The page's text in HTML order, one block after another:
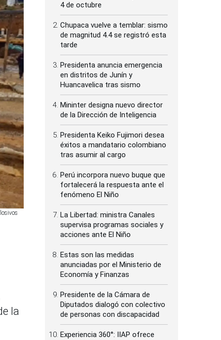
la
4 de octubre
Chupaca vuelve a temblar: sismo
de magnitud 4.4 se registró esta
tarde
Presidenta anuncia emergencia
en distritos de Junín y
Huancavelica tras sismo
Mininter designa nuevo director
de la Dirección de Inteligencia
Presidenta Keiko Fujimori desea
éxitos a mandatario colombiano
tras asumir al cargo
Perú incorpora nuevo buque que
fortalecerá la respuesta ante el
fenómeno El Niño
La Libertad: ministra Canales
supervisa programas sociales y
acciones ante El Niño
Estas son las medidas
anunciadas por el Ministerio de
Economía y Finanzas
Presidente de la Cámara de
Diputados dialogó con colectivo
de personas con discapacidad
Experiencia 360°: IIAP ofrece